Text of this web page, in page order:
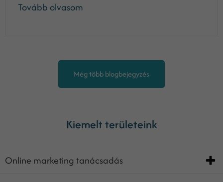
Tovább olvasom
Még több blogbejegyzés
Kiemelt területeink
Online marketing tanácsadás